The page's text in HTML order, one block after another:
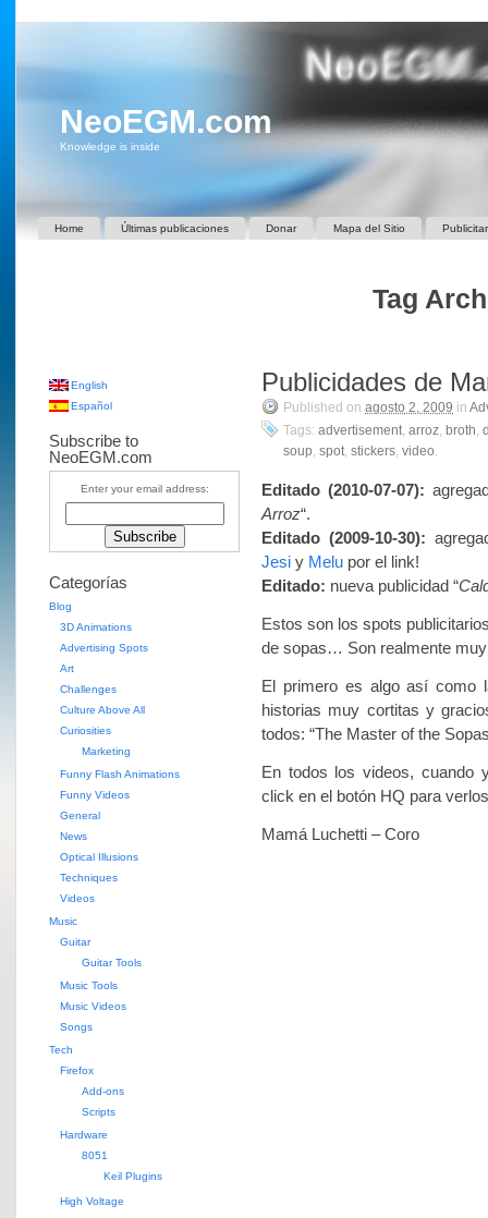
NeoEGM.com
Knowledge is inside
Home Últimas publicaciones Donar Mapa del Sitio
Tag
Publicidades de
Published on agosto 2, 2009 in
Tags: advertisement, arroz, broth,
soup, spot, stickers, video.
Editado (2010-07-07):
Arroz“.
Editado (2009-10-30):
Jesi y Melu por el link!
Editado: nueva publicidad “
Estos son los spots
de sopas… Son realmente
El primero es algo así como
historias muy cortitas y
todos: “The Master of the
En todos los videos, cuando
click en el botón HQ para
Mamá Luchetti – Coro
English
Español
Subscribe to
NeoEGM.com
Enter your email address:
Categorías
Blog
3D Animations
Advertising Spots
Art
Challenges
Culture Above All
Curiosities
Marketing
Funny Flash Animations
Funny Videos
General
News
Optical Illusions
Techniques
Videos
Music
Guitar
Guitar Tools
Music Tools
Music Videos
Songs
Tech
Firefox
Add-ons
Scripts
Hardware
8051
Keil Plugins
High Voltage